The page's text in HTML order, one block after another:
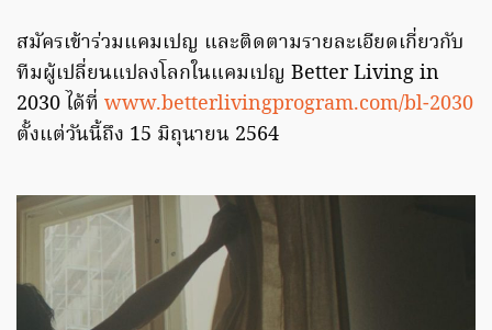
สมัครเข้าร่วมแคมเปญ และติดตามรายละเอียดเกี่ยวกับ
ทีมผู้เปลี่ยนแปลงโลกในแคมเปญ Better Living in
2030 ได้ที่ www.betterlivingprogram.com/bl-2030
ตั้งแต่วันนี้ถึง 15 มิถุนายน 2564